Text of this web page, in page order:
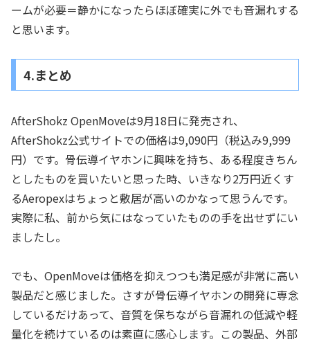
ームが必要＝静かになったらほぼ確実に外でも音漏れする
と思います。
4.まとめ
AfterShokz OpenMoveは9月18日に発売され、
AfterShokz公式サイトでの価格は9,090円（税込み9,999
円）です。骨伝導イヤホンに興味を持ち、ある程度きちん
としたものを買いたいと思った時、いきなり2万円近くす
るAeropexはちょっと敷居が高いのかなって思うんです。
実際に私、前から気にはなっていたものの手を出せずにい
ましたし。
でも、OpenMoveは価格を抑えつつも満足感が非常に高い
製品だと感じました。さすが骨伝導イヤホンの開発に専念
しているだけあって、音質を保ちながら音漏れの低減や軽
量化を続けているのは素直に感心します。この製品、外部